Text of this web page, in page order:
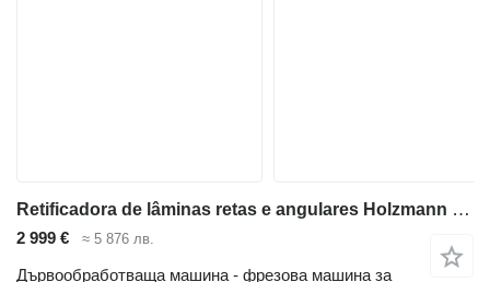
Retificadora de lâminas retas e angulares Holzmann HMS1000_400V
2 999 € ≈ 5 876 лв.
Дървообработваща машина - фрезова машина за